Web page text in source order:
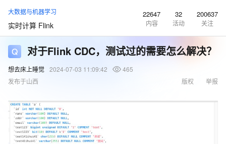
大数据与机器学习
实时计算 Flink
22647
内容
32
活动
200637
关注
对于Flink CDC，测试过的需要怎么解决？
想去床上睡觉 2024-07-03 11:09:42
465
发布于山西
举报
版权